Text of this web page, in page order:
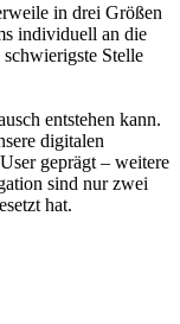
in drei Größen
individuell an die
Stelle
entstehen kann.
digitalen
geprägt – weitere
sind nur zwei
hat.